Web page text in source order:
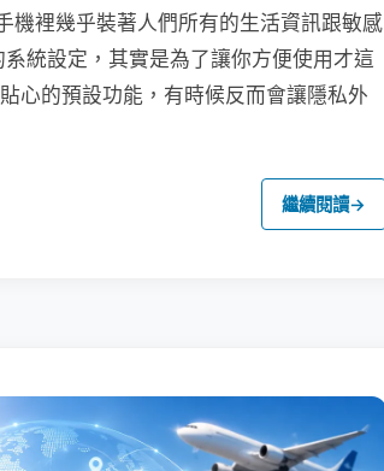
機裡幾乎裝著人們所有的生活資訊跟敏感
統設定，其實是為了讓你方便使用才這
心的預設功能，有時候反而會讓隱私外
繼續閱讀→